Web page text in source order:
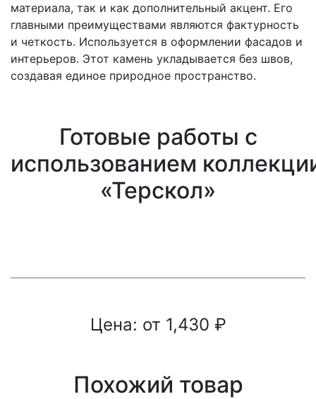
материала, так и как дополнительный акцент. Его
главными преимуществами являются фактурность
и четкость. Используется в оформлении фасадов и
интерьеров. Этот камень укладывается без швов,
создавая единое природное пространство.
Готовые работы с
использованием
«Терскол»
Цена: от 1,430 ₽
Похожий товар